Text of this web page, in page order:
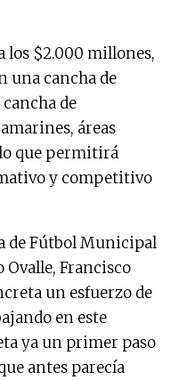
los $2.000 millones,
una cancha de
de
áreas
que permitirá
y competitivo
de Fútbol Municipal
Ovalle, Francisco
un esfuerzo de
en este
ya un primer paso
antes parecía